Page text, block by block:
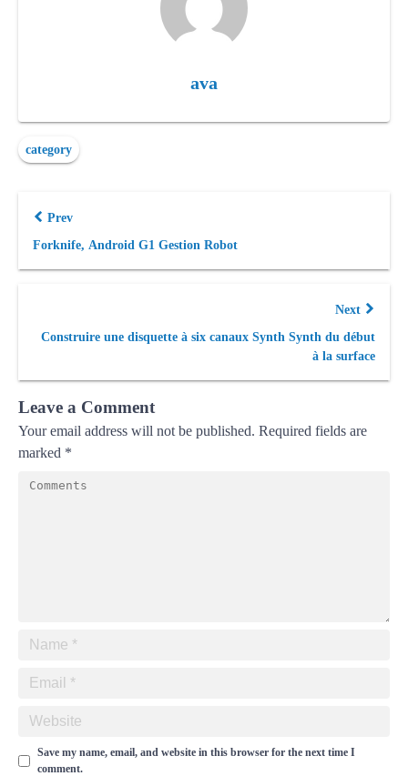
ava
category
Prev
Forknife, Android G1 Gestion Robot
Next
Construire une disquette à six canaux Synth Synth du début
à la surface
Leave a Comment
Your email address will not be published. Required fields are
marked *
Save my name, email, and website in this browser for the next time I
comment.